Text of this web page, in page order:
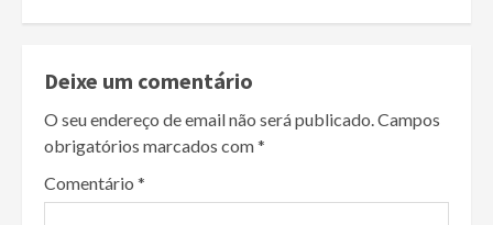
Deixe um comentário
O seu endereço de email não será publicado.Campos
obrigatórios marcados com*
Comentário *